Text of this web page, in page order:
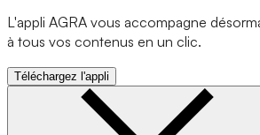
L'appli AGRA vous accompagne
à tous vos contenus en un clic.
Téléchargez l'appli